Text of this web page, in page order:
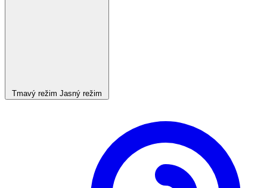
Tmavý režim Jasný režim